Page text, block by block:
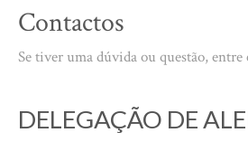
Contactos
Se tiver uma dúvida ou questão, entre
DELEGAÇÃO DE